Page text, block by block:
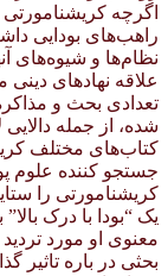
اگرچه
راهب‌های بودایی
نظام‌ها و شیوه‌های
علاقه نهادهای
تعدادی بحث و
شده، از جمله دالایی
کتاب‌های مختلف
جستجو کننده علوم
کریشنامورتی را
یک “بودا با درک
معنوی او مورد
بحثی در باره تاثیر